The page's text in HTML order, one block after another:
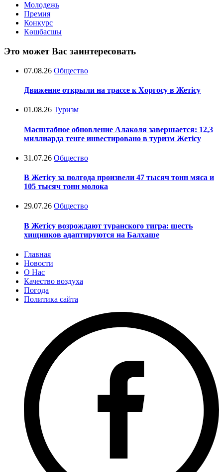
Молодежь
Премия
Конкурс
Көшбасшы
Это может Вас заинтересовать
07.08.26 Общество
Движение открыли на трассе к Хоргосу в Жетісу
01.08.26 Туризм
Масштабное обновление Алаколя завершается: 12,3
миллиарда тенге инвестировано в туризм Жетісу
31.07.26 Общество
В Жетісу за полгода произвели 47 тысяч тонн мяса и
105 тысяч тонн молока
29.07.26 Общество
В Жетісу возрождают туранского тигра: шесть
хищников адаптируются на Балхаше
Главная
Новости
О Нас
Качество воздуха
Погода
Политика сайта